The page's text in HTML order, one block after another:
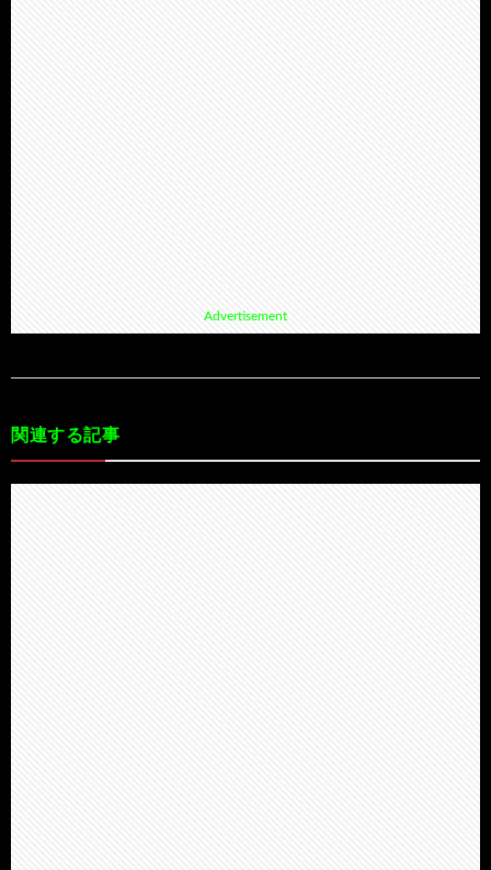
Advertisement
関連する記事